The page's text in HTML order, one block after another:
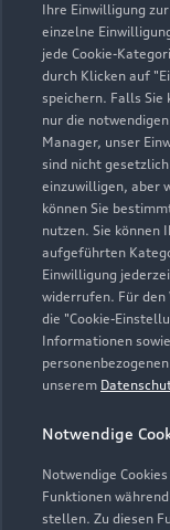
Ihre Einwilligung
einzelne
jede Cookie-
durch Klicken auf
speichern. Falls Sie
nur die
Manager, unser
sind nicht
einzuwilligen, aber
können Sie
nutzen. Sie können
aufgeführten
Einwilligung
widerrufen. Für
die "Cookie-
Informationen
unserem
Notwendige
Notwendige
Funktionen
stellen. Zu diesen
Service
07:30
Montag -
Samstag -